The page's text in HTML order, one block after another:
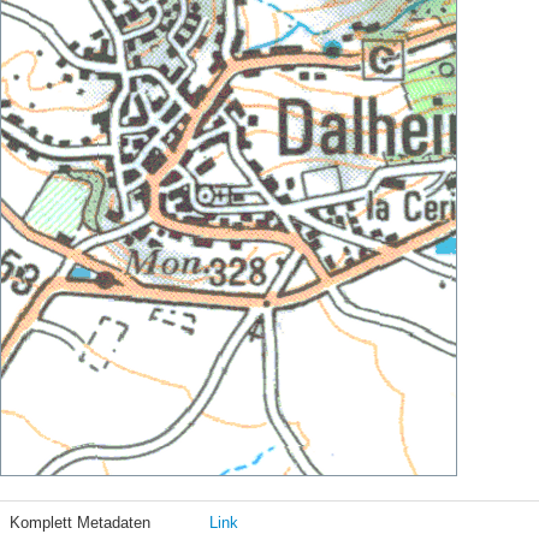
Komplett Metadaten Link